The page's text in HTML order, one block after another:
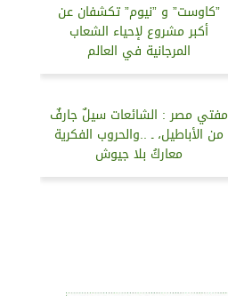
”كاوست” و ”نيوم” تكشفان عن
أكبر مشروع لإحياء الشعاب
المرجانية في العالم
مفتي مصر : الشائعات سيلٌ جارفٌ
من الأباطيل، ـ ..والحروب الفكرية
معاركُ بلا جيوش